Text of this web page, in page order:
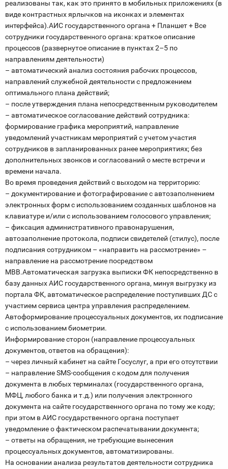
реализованы так, как это принято в мобильных приложениях (в
виде контрастных ярлычков на иконках и элементах
интерфейса).АИС государственного органа + Планшет + Все
сотрудники государственного органа: краткое описание
процессов (развернутое описание в пунктах 2–5 по
направлениям деятельности)
–​ автоматический анализ состояния рабочих процессов,
направлений служебной деятельности с предложением
оптимального плана действий;
–​ после утверждения плана непосредственным руководителем​
– автоматическое согласование действий сотрудника:
формирование графика мероприятий, направление
уведомлений участникам мероприятий с учетом участия
сотрудников в запланированных ранее мероприятиях; без
дополнительных звонков и согласований о месте встречи и
времени начала.
Во время проведения действий с выходом на территорию:
– документирование и фотографирование с автозаполнением
электронных форм с​ использованием созданных шаблонов на
клавиатуре и/или с использованием голосового управления;
–​ фиксация административного правонарушения,
автозаполнение протокола, подписи свидетелей (стилус), после
подписания сотрудником – «направить на​ рассмотрение» –
направление на рассмотрение посредством
МВВ.Автоматическая загрузка выписки ФК непосредственно в
базу данных АИС государственного органа, минуя выгрузку из
портала ФК, автоматическое распределение поступивших ДС с
участием сервиса центра управления распределением.
Автоформирование процессуальных документов, их подписание
с использованием биометрии.
Информирование сторон (направление процессуальных
документов, ответов на обращения):
– через личный кабинет на сайте Госуслуг, а при его отсутствии
– направление SMS-сообщения с кодом для получения
документа в любых терминалах (государственного органа,
МФЦ, любого банка и т.д.) или получения электронного
документа на сайте государственного органа по тому же коду;
при этом в АИС государственного органа поступает
уведомление о фактическом распечатывании документа;
– ответы на обращения, не требующие вынесения
процессуальных документов, автоматизированы.
На основании анализа результатов деятельности сотрудника